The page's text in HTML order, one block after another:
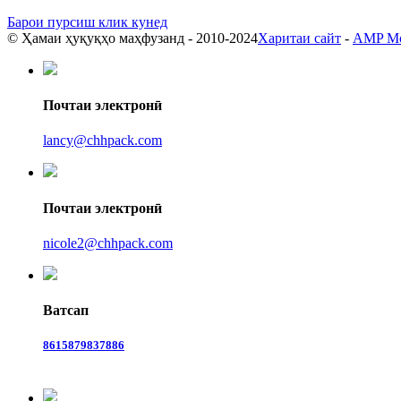
Барои пурсиш клик кунед
© Ҳамаи ҳуқуқҳо маҳфузанд - 2010-2024Харитаи сайт - AMP
Почтаи электронӣ
lancy@chhpack.com
Почтаи электронӣ
nicole2@chhpack.com
Ватсап
8615879837886